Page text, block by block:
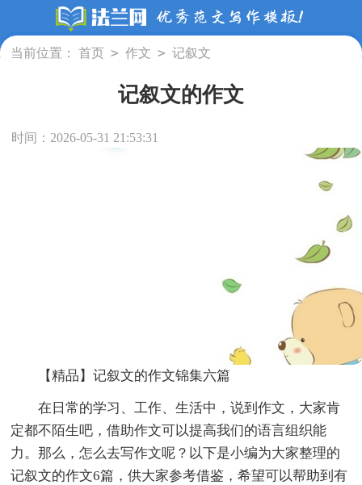
当前位置： 首页 > 作文 > 记叙文
记叙文的作文
时间：2026-05-31 21:53:31
【精品】记叙文的作文锦集六篇
在日常的学习、工作、生活中，说到作文，大家肯
定都不陌生吧，借助作文可以提高我们的语言组织能
力。那么，怎么去写作文呢？以下是小编为大家整理的
记叙文的作文6篇，供大家参考借鉴，希望可以帮助到有